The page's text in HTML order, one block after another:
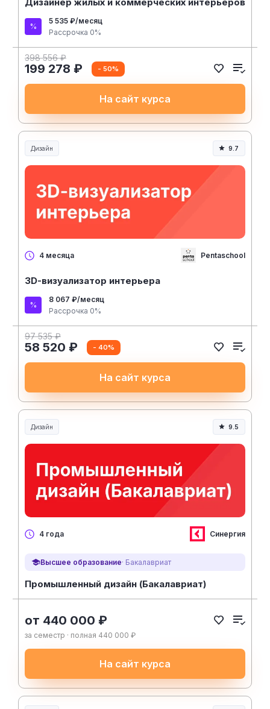
5 535 ₽/месяц
Рассрочка 0%
398 556 ₽
199 278 ₽ - 50%
На сайт курса
Дизайн 9.7
4 месяца Pentaschool
3D-визуализатор интерьера
8 067 ₽/месяц
Рассрочка 0%
97 535 ₽
58 520 ₽ - 40%
На сайт курса
Дизайн 9.5
4 года Синергия
Высшее образование· Бакалавриат
Промышленный дизайн (Бакалавриат)
от 440 000 ₽
за семестр · полная 440 000 ₽
На сайт курса